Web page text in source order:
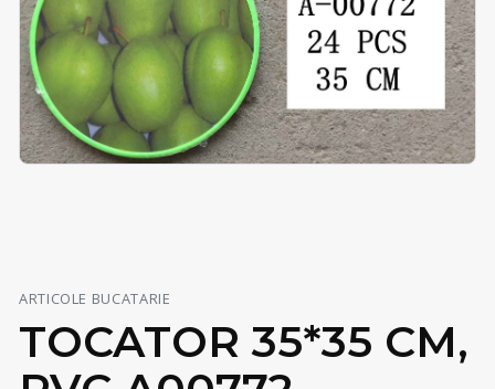
ARTICOLE BUCATARIE
TOCATOR 35*35 CM,